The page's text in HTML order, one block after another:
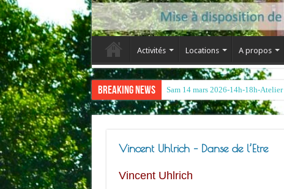
Activités Locations A propos
Breaking News
Vincent Uhlrich – Danse de l’Etre
Vincent Uhlrich